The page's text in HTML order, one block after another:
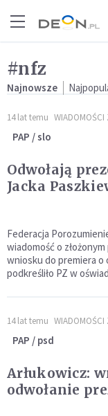
#nfz
Najnowsze
14 lat temu WIADOMOŚCI
PAP / slo
Odwołają
Jacka
Federacja
wiadomość o
wniosku do premiera o
podkreśliło PZ w
14 lat temu WIADOMOŚCI
PAP / psd
Arłukowicz:
odwołanie